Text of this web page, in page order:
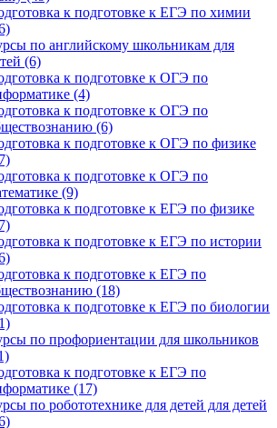
к подготовке к ЕГЭ по химии
по английскому школьникам для
(6)
к подготовке к ОГЭ по
(4)
к подготовке к ОГЭ по
(6)
к подготовке к ОГЭ по физике
к подготовке к ОГЭ по
(9)
к подготовке к ЕГЭ по физике
к подготовке к ЕГЭ по истории
к подготовке к ЕГЭ по
(18)
к подготовке к ЕГЭ по биологии
по профориентации для школьников
к подготовке к ЕГЭ по
(17)
по робототехнике для детей для детей